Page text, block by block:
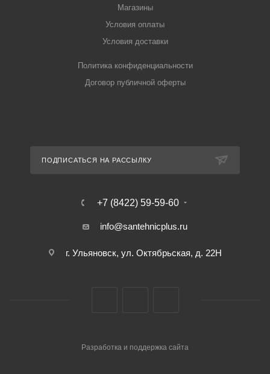
Магазины
Условия оплаты
Условия доставки
Политика конфиденциальности
Договор публичной оферты
ПОДПИСАТЬСЯ НА РАССЫЛКУ
+7 (8422) 59-59-60
info@santehnicplus.ru
г. Ульяновск, ул. Октябрьская, д. 22Н
Разработка и поддержка сайта